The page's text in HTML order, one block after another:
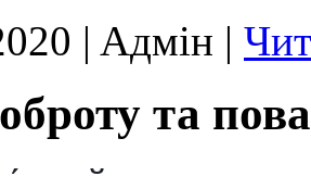
| Aдмін |
та